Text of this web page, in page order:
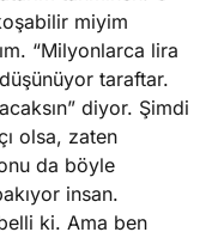
miyim
“Milyonlarca lira
taraftar.
diyor. Şimdi
olsa, zaten
da böyle
insan.
ki. Ama ben